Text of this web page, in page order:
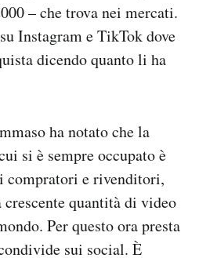
– che trova nei mercati.
Instagram e TikTok dove
dicendo quanto li ha
ha notato che la
si è sempre occupato è
compratori e rivenditori,
quantità di video
Per questo ora presta
sui social. È